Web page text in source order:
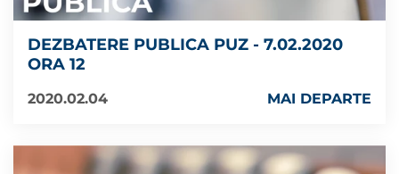
DEZBATERE PUBLICA PUZ - 7.02.2020
ORA 12
2020.02.04 MAI DEPARTE